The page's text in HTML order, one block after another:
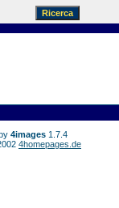
4images 1.7.4
4homepages.de